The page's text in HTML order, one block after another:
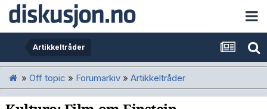
Artikkeltråder
» Off topic » Forumarkiv » Artikkeltråder